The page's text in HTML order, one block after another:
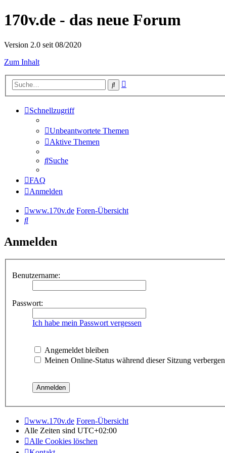
170v.de - das neue Forum
Version 2.0 seit 08/2020
Zum Inhalt
Suche
Schnellzugriff
Unbeantwortete Themen
Aktive Themen
Suche
FAQ
Anmelden
www.170v.de Foren-Übersicht
Suche
Anmelden
Benutzername:
Passwort:
Ich habe mein Passwort vergessen
Angemeldet bleiben
Meinen Online-Status während dieser Sitzung verbergen
www.170v.de Foren-Übersicht
Alle Zeiten sind UTC+02:00
Alle Cookies löschen